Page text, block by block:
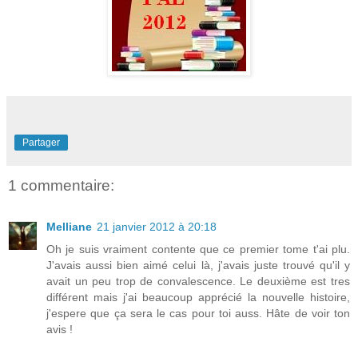
Partager
1 commentaire:
Melliane 21 janvier 2012 à 20:18
Oh je suis vraiment contente que ce premier tome t'ai plu.
J'avais aussi bien aimé celui là, j'avais juste trouvé qu'il y
avait un peu trop de convalescence. Le deuxième est tres
différent mais j'ai beaucoup apprécié la nouvelle histoire,
j'espere que ça sera le cas pour toi auss. Hâte de voir ton
avis !